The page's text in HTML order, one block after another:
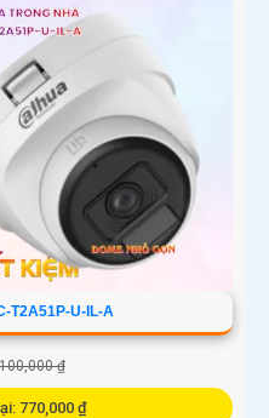
T2A51P-U-IL-A
₫
770,000 ₫